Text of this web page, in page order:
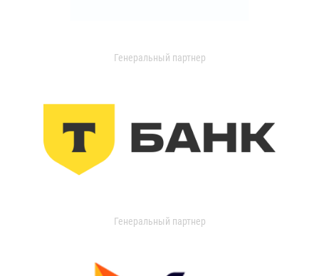
Генеральный партнер
Генеральный партнер